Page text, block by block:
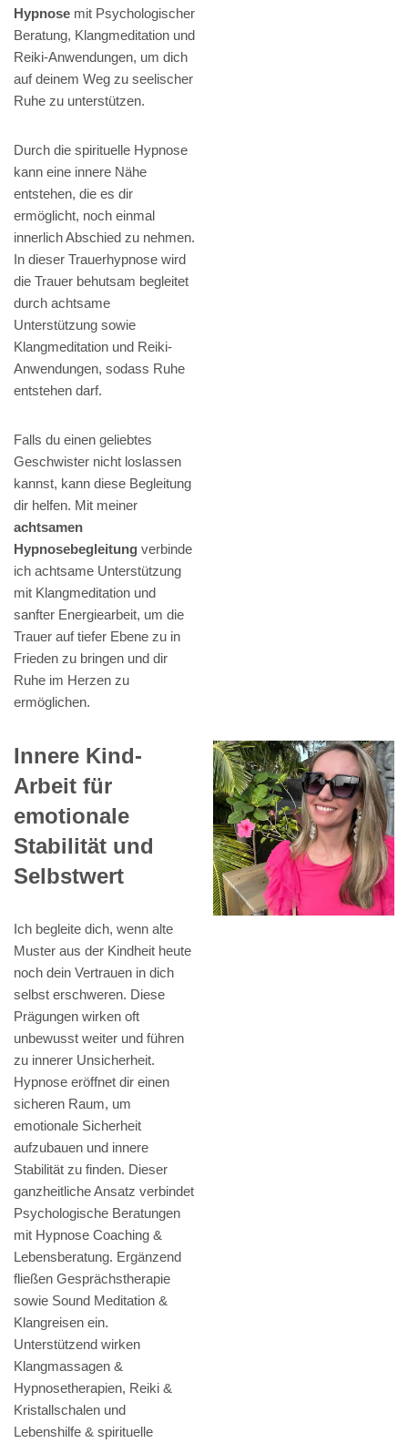
Hypnose mit Psychologischer
Beratung, Klangmeditation und
Reiki-Anwendungen, um dich
auf deinem Weg zu seelischer
Ruhe zu unterstützen.
Durch die spirituelle Hypnose
kann eine innere Nähe
entstehen, die es dir
ermöglicht, noch einmal
innerlich Abschied zu nehmen.
In dieser Trauerhypnose wird
die Trauer behutsam begleitet
durch achtsame
Unterstützung sowie
Klangmeditation und Reiki-
Anwendungen, sodass Ruhe
entstehen darf.
Falls du einen geliebtes
Geschwister nicht loslassen
kannst, kann diese Begleitung
dir helfen. Mit meiner
achtsamen
Hypnosebegleitung verbinde
ich achtsame Unterstützung
mit Klangmeditation und
sanfter Energiearbeit, um die
Trauer auf tiefer Ebene zu in
Frieden zu bringen und dir
Ruhe im Herzen zu
ermöglichen.
Innere Kind-
Arbeit für
emotionale
Stabilität und
Selbstwert
Ich begleite dich, wenn alte
Muster aus der Kindheit heute
noch dein Vertrauen in dich
selbst erschweren. Diese
Prägungen wirken oft
unbewusst weiter und führen
zu innerer Unsicherheit.
Hypnose eröffnet dir einen
sicheren Raum, um
emotionale Sicherheit
aufzubauen und innere
Stabilität zu finden. Dieser
ganzheitliche Ansatz verbindet
Psychologische Beratungen
mit Hypnose Coaching &
Lebensberatung. Ergänzend
fließen Gesprächstherapie
sowie Sound Meditation &
Klangreisen ein.
Unterstützend wirken
Klangmassagen &
Hypnosetherapien, Reiki &
Kristallschalen und
Lebenshilfe & spirituelle